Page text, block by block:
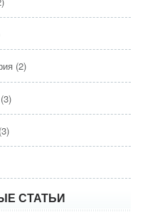
(2)
(3)
(3)
СТАТЬИ